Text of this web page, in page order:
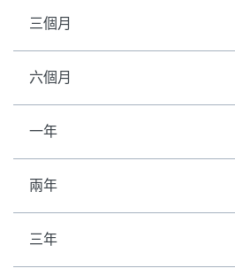
三個月
六個月
一年
兩年
三年